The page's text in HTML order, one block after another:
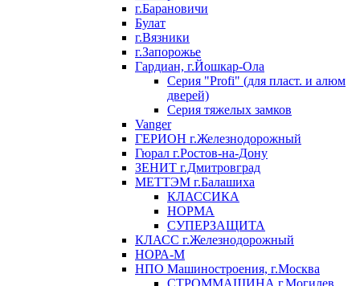
г.Барановичи
Булат
г.Вязники
г.Запорожье
Гардиан, г.Йошкар-Ола
Серия "Profi" (для пласт. и алюм
дверей)
Серия тяжелых замков
Vanger
ГЕРИОН г.Железнодорожный
Гюрал г.Ростов-на-Дону
ЗЕНИТ г.Дмитровград
МЕТТЭМ г.Балашиха
КЛАССИКА
НОРМА
СУПЕРЗАЩИТА
КЛАСС г.Железнодорожный
НОРА-М
НПО Машиностроения, г.Москва
СТРОММАШИНА г.Могилев